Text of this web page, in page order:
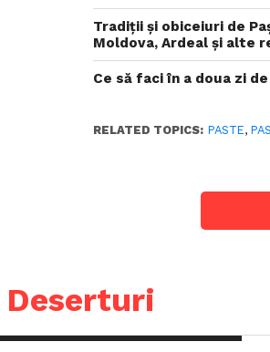
Tradiții și obiceiuri de
Moldova, Ardeal și alte
Ce să faci în a doua zi
RELATED TOPICS: PASTE,